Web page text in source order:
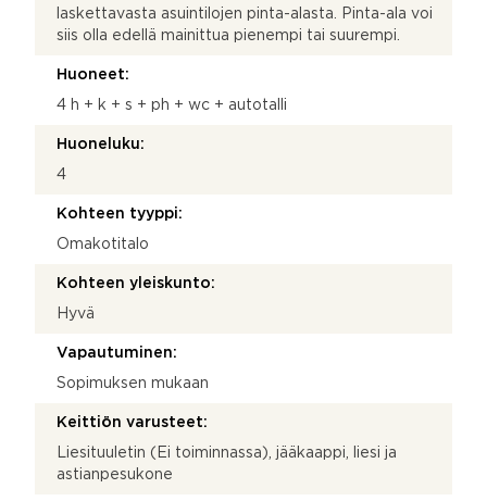
laskettavasta asuintilojen pinta-alasta. Pinta-ala voi
siis olla edellä mainittua pienempi tai suurempi.
Huoneet:
4 h + k + s + ph + wc + autotalli
Huoneluku:
4
Kohteen tyyppi:
Omakotitalo
Kohteen yleiskunto:
Hyvä
Vapautuminen:
Sopimuksen mukaan
Keittiön varusteet:
Liesituuletin (Ei toiminnassa), jääkaappi, liesi ja
astianpesukone